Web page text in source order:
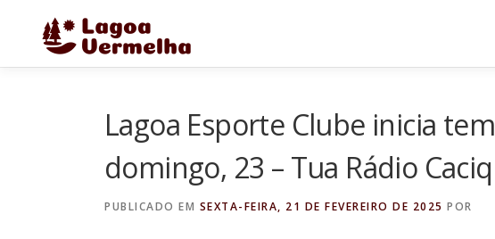
conteúdo
Lagoa Esporte Clube inicia
domingo, 23 – Tua Rádio
PUBLICADO EM SEXTA-FEIRA, 21 DE FEVEREIRO DE 2025 POR